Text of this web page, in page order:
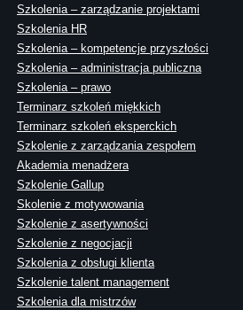
Szkolenia – zarządzanie projektami
Szkolenia HR
Szkolenia – kompetencje przyszłości
Szkolenia – administracja publiczna
Szkolenia – prawo
Terminarz szkoleń miękkich
Terminarz szkoleń eksperckich
Szkolenie z zarządzania zespołem
Akademia menadżera
Szkolenie Gallup
Skolenie z motywowania
Szkolenie z asertywności
Szkolenie z negocjacji
Szkolenia z obsługi klienta
Szkolenie talent management
Szkolenia dla mistrzów